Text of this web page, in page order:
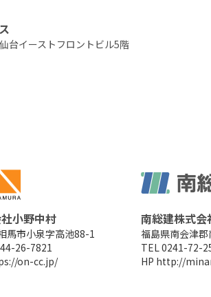
仙台イーストフロントビル5階
小野中村
馬市小泉字高池88-1
26-7821
on-cc.jp/
南総建株式会
福島県南会津
TEL 0241-72-
HP http://